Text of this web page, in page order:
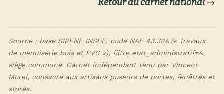
Retour au carnet national →
Source : base SIRENE INSEE, code NAF 43.32A (« Travaux
de menuiserie bois et PVC »), filtre etat_administratif=A,
siège commune. Carnet indépendant tenu par Vincent
Morel, consacré aux artisans poseurs de portes, fenêtres et
stores.